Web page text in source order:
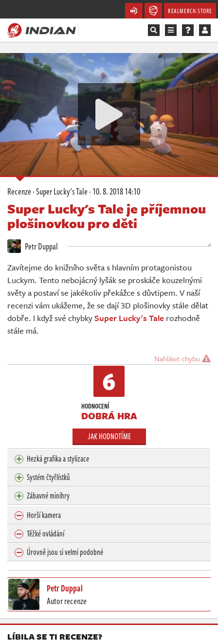
REALMERCH.STORE
Magazín
Recenze
Videa
Soutěže
Databáze
Komunita
Redakce
Živě
Recenze·Super Lucky's Tale·10. 8. 2018 14:10
Super Lucky's Tale je příjemnou
plošinovkou pro děti
Petr Duppal
Zavítejme do knižního světa s hlavním protagonistou
Luckym. Tento nebojácný lyšák se proskáče kouzelnými
světy a postaví se jakékoliv překážce s důvtipem. V naší
recenzi vám ukážeme, že se dají 3D plošinovky stále dělat
dobře. I když své chybkySuper Lucky's Tale rozhodně
stále má.
Nahlásit chybu
6
HODNOCENÍ
DOBRÁ HRA
JAK HODNOTÍME
Hezká grafika a stylizace
Systém čtyřlístků
Zábavné minihry
Horší kamera
Těžké ovládání
Úrovně jsou si velmi podobné
Petr Duppal
Autor recenze
LÍBILA SE TI RECENZE?